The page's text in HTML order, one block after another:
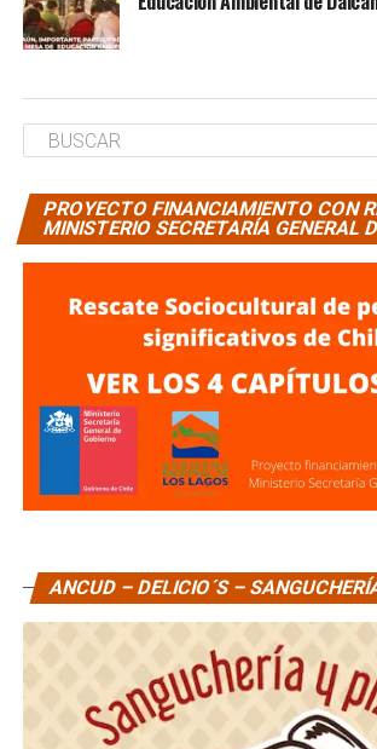
PROYECTO FINANCIAMIENTO CON
MINISTERIO SECRETARÍA GENERAL
ANCUD – DELICIO´S –